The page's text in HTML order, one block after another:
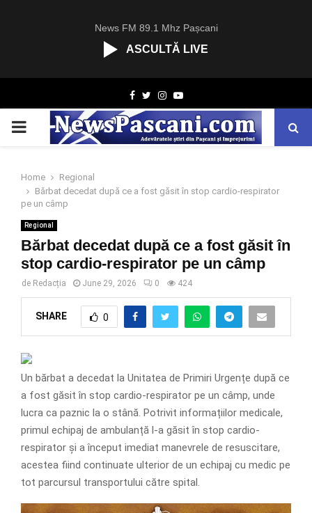
News FM 89.1 Mhz Pașcani
ASCULTĂ LIVE
Facebook
TwitterInstagram
Youtube
PRIMARY
Home
Regional
Bărbat decedat după ce a fost găsit în stop cardio-respirator
pe un câmp
Regional
Bărbat decedat după ce a fost găsit în
stop cardio-respirator pe un câmp
de Redacția June 29, 2026 0 424
SHARE 0
Un bărbat a decedat la Unitatea de Primiri Urgențe după ce
a fost găsit în stop cardio-respirator pe un câmp, unde
lucra ca paznic la o stână. Potrivit informațiilor medicale,
primul echipaj de ambulanță l-a găsit în stop cardio-
respirator și a început imediat manevrele de resuscitare,
acestea fiind continuate ulterior de un echipaj cu medic pe
tot parcursul transportului către spital.